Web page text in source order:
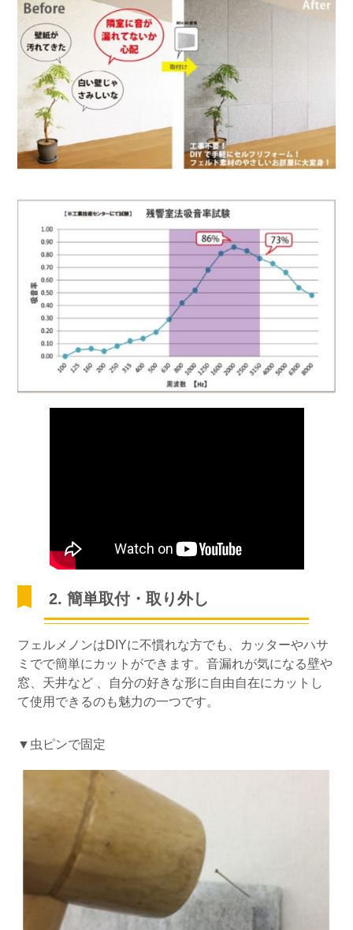
2. 簡単取付・取り外し
フェルメノンはDIYに不慣れな方でも、カッターやハサ
ミでで簡単にカットができます。音漏れが気になる壁や
窓、天井など 、自分の好きな形に自由自在にカットし
て使用できるのも魅力の一つです。
▼虫ピンで固定